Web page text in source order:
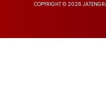
COPYRIGHT © 2026